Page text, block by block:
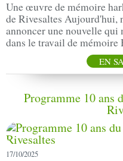
Une œuvre de mémoire
de Rivesaltes Aujourd'hui,
annoncer une nouvelle qui
dans le travail de
EN
Programme 10 ans
17/10/2025